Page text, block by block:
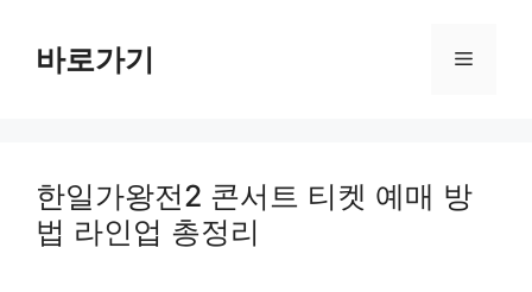
content바로가기 Menu
한일가왕전2 콘서트 티켓 예매 방
법 라인업 총정리